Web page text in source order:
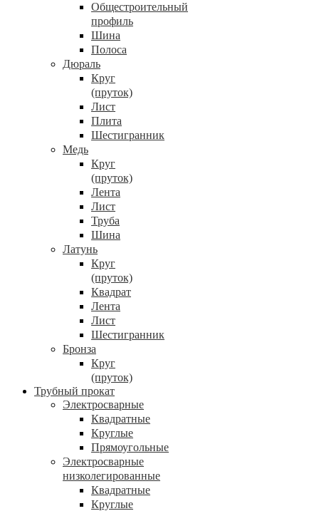
Общестроительный
профиль
Шина
Полоса
Дюраль
Круг
(пруток)
Лист
Плита
Шестигранник
Медь
Круг
(пруток)
Лента
Лист
Труба
Шина
Латунь
Круг
(пруток)
Квадрат
Лента
Лист
Шестигранник
Бронза
Круг
(пруток)
Трубный прокат
Электросварные
Квадратные
Круглые
Прямоугольные
Электросварные
низколегированные
Квадратные
Круглые